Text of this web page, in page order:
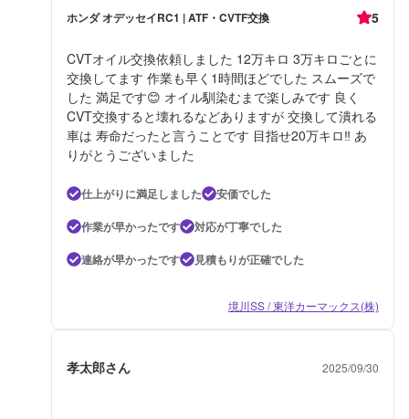
ホンダ オデッセイRC1 | ATF・CVTF交換 5
CVTオイル交換依頼しました 12万キロ 3万キロごとに
交換してます 作業も早く1時間ほどでした スムーズで
した 満足です😊 オイル馴染むまで楽しみです 良く
CVT交換すると壊れるなどありますが 交換して潰れる
車は 寿命だったと言うことです 目指せ20万キロ‼️ あ
りがとうございました
仕上がりに満足しました
安価でした
作業が早かったです
対応が丁寧でした
連絡が早かったです
見積もりが正確でした
境川SS / 東洋カーマックス(株)
孝太郎さん 2025/09/30